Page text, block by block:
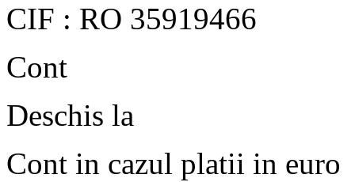
CIF : RO 35919466
Cont
Deschis la
Cont in cazul platii in euro